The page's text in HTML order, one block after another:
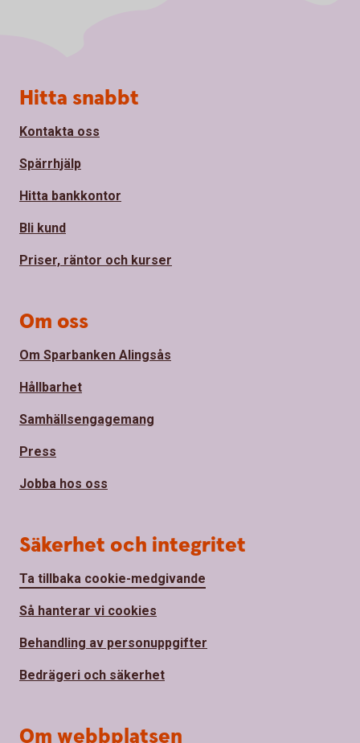
Sidfot
Hitta snabbt
Kontakta oss
Spärrhjälp
Hitta bankkontor
Bli kund
Priser, räntor och kurser
Om oss
Om Sparbanken Alingsås
Hållbarhet
Samhällsengagemang
Press
Jobba hos oss
Säkerhet och integritet
Ta tillbaka cookie-medgivande
Så hanterar vi cookies
Behandling av personuppgifter
Bedrägeri och säkerhet
Om webbplatsen